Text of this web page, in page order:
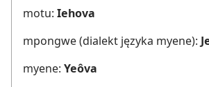
motu: Iehova
mpongwe (dialekt języka myene):
myene: Yeôva